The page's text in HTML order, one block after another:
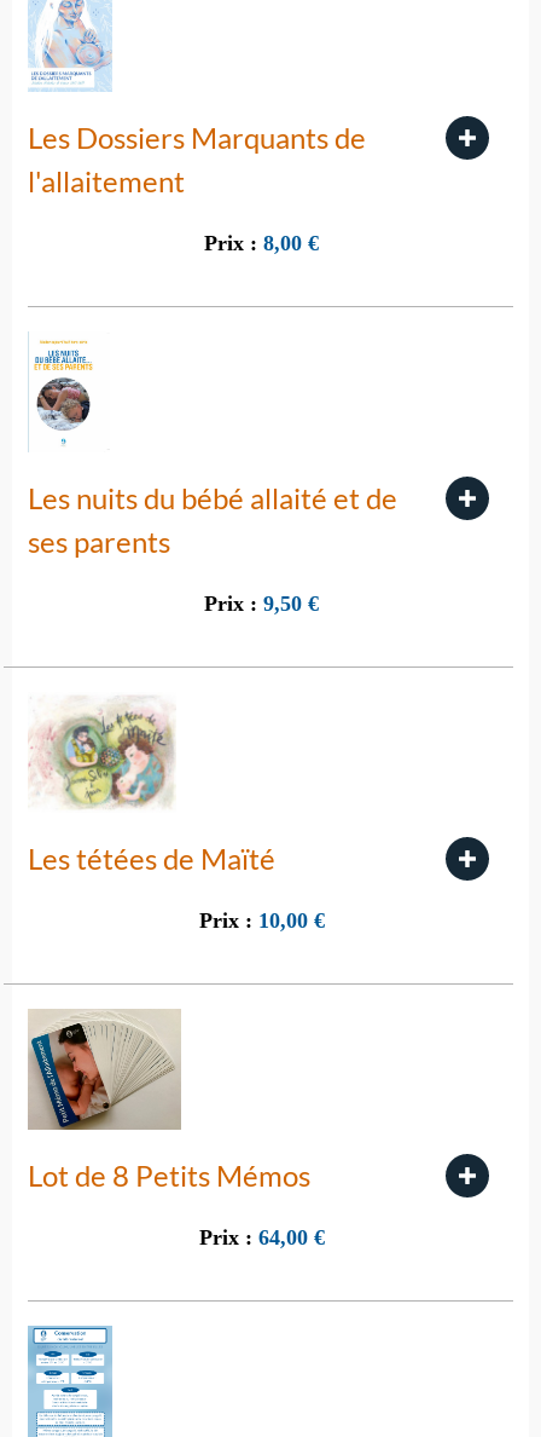
Les Dossiers Marquants de
l'allaitement
Prix : 8,00 €
Les nuits du bébé allaité et de
ses parents
Prix : 9,50 €
Les tétées de Maïté
Prix : 10,00 €
Lot de 8 Petits Mémos
Prix : 64,00 €